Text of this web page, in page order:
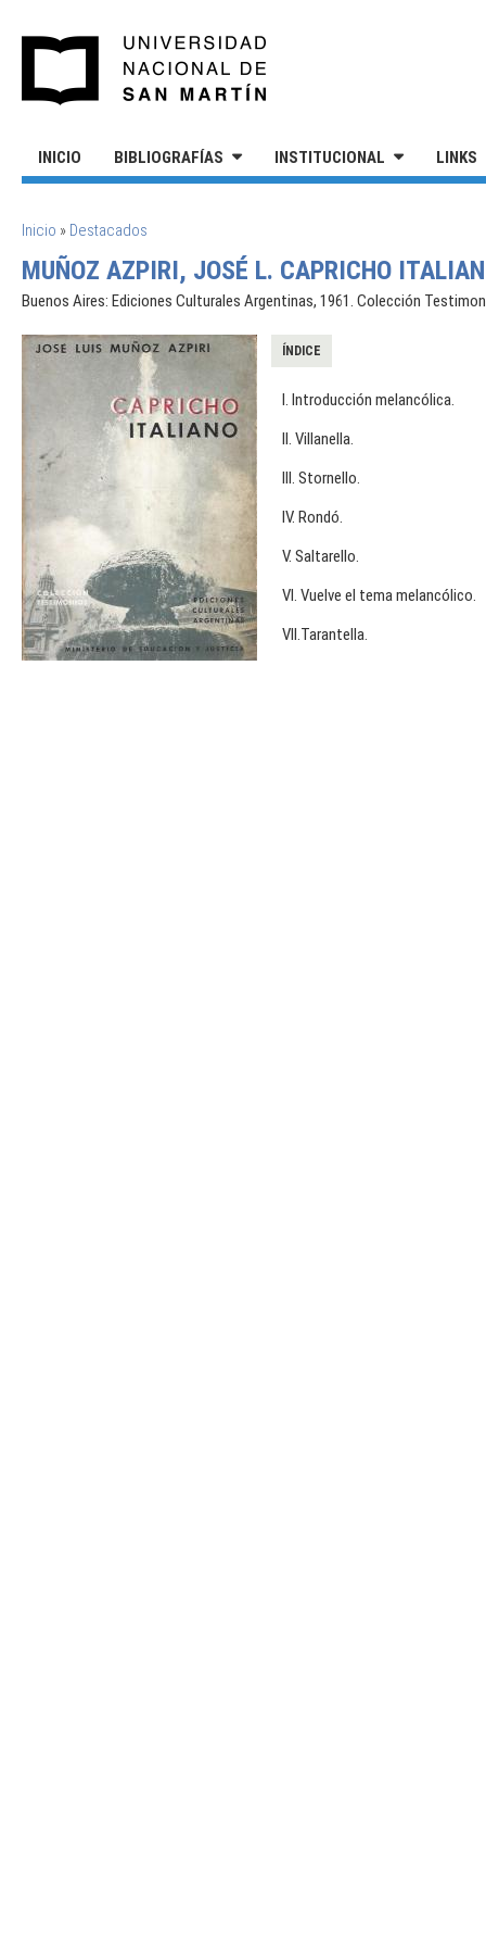
INICIO BIBLIOGRAFÍAS INSTITUCIONAL LINKS
SE ENCUENTRA USTED AQUÍ
Inicio » Destacados
MUÑOZ AZPIRI, JOSÉ L. CAPRICHO
Buenos Aires: Ediciones Culturales Argentinas, 1961. Colección
ÍNDICE
I. Introducción melancólica.
II. Villanella.
III. Stornello.
IV. Rondó.
V. Saltarello.
VI. Vuelve el tema melancólico.
VII.Tarantella.